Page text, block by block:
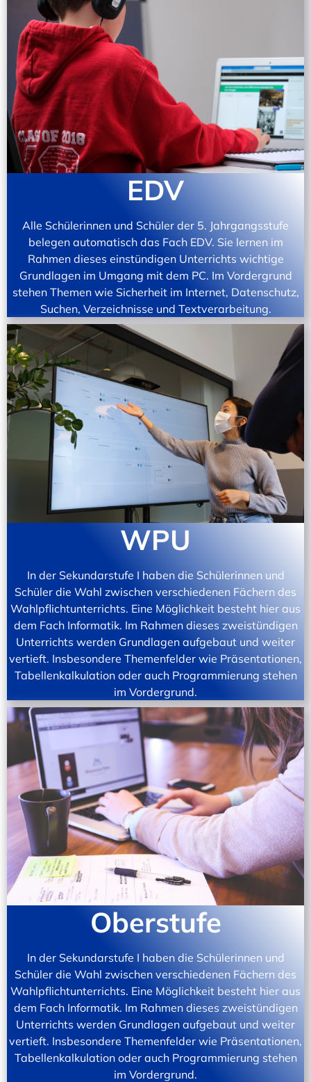
EDV
Alle Schülerinnen und Schüler der 5. Jahrgangsstufe
belegen automatisch das Fach EDV. Sie lernen im
Rahmen dieses einstündigen Unterrichts wichtige
Grundlagen im Umgang mit dem PC. Im Vordergrund
stehen Themen wie Sicherheit im Internet, Datenschutz,
Suchen, Verzeichnisse und Textverarbeitung.
WPU
In der Sekundarstufe I haben die Schülerinnen und
Schüler die Wahl zwischen verschiedenen Fächern des
Wahlpflichtunterrichts. Eine Möglichkeit besteht hier aus
dem Fach Informatik. Im Rahmen dieses zweistündigen
Unterrichts werden Grundlagen aufgebaut und weiter
vertieft. Insbesondere Themenfelder wie Präsentationen,
Tabellenkalkulation oder auch Programmierung stehen
im Vordergrund.
Oberstufe
In der Sekundarstufe I haben die Schülerinnen und
Schüler die Wahl zwischen verschiedenen Fächern des
Wahlpflichtunterrichts. Eine Möglichkeit besteht hier aus
dem Fach Informatik. Im Rahmen dieses zweistündigen
Unterrichts werden Grundlagen aufgebaut und weiter
vertieft. Insbesondere Themenfelder wie Präsentationen,
Tabellenkalkulation oder auch Programmierung stehen
im Vordergrund.